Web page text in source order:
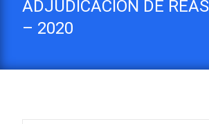
ADJUDICACIÓN DE
– 2020